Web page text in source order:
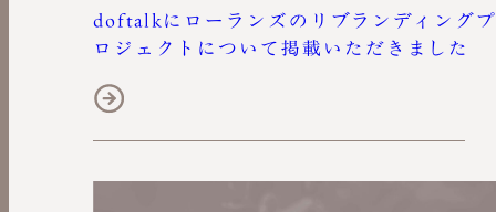
doftalkにローランズのリブランディングプ
ロジェクトについて掲載いただきました